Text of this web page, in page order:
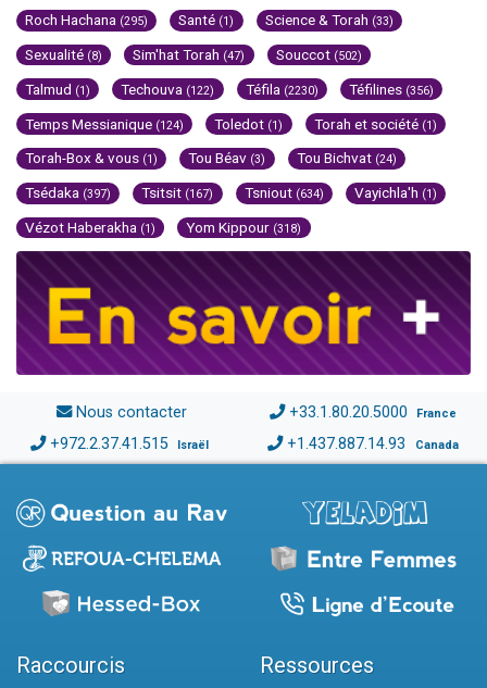
Roch Hachana (295) Santé (1) Science & Torah (33)
Sexualité (8) Sim'hat Torah (47) Souccot (502)
Talmud (1) Techouva (122) Téfila (2230) Téfilines (356)
Temps Messianique (124) Toledot (1) Torah et société (1)
Torah-Box & vous (1) Tou Béav (3) Tou Bichvat (24)
Tsédaka (397) Tsitsit (167) Tsniout (634) Vayichla'h (1)
Vézot Haberakha (1) Yom Kippour (318)
Nous contacter +33.1.80.20.5000 France
+972.2.37.41.515 Israël +1.437.887.14.93 Canada
Raccourcis Ressources